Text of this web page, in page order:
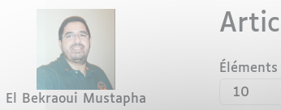
Nom
El Bekraoui Prénom
Mustapha